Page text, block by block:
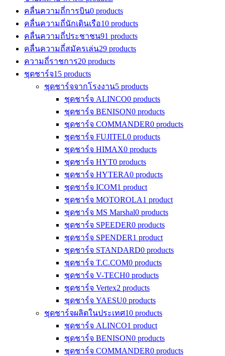
คลื่นความถี่การบิน0 products
คลื่นความถี่นักเดินเรือ10 products
คลื่นความถี่ประชาชน91 products
คลื่นความถี่สมัครเล่น29 products
ความถี่ราชการ20 products
ชุดชาร์จ15 products
ชุดชาร์จจากโรงงาน5 products
ชุดชาร์จ ALINCO0 products
ชุดชาร์จ BENISON0 products
ชุดชาร์จ COMMANDER0 products
ชุดชาร์จ FUJITEL0 products
ชุดชาร์จ HIMAX0 products
ชุดชาร์จ HYT0 products
ชุดชาร์จ HYTERA0 products
ชุดชาร์จ ICOM1 product
ชุดชาร์จ MOTOROLA1 product
ชุดชาร์จ MS Marshal0 products
ชุดชาร์จ SPEEDER0 products
ชุดชาร์จ SPENDER1 product
ชุดชาร์จ STANDARD0 products
ชุดชาร์จ T.C.COM0 products
ชุดชาร์จ V-TECH0 products
ชุดชาร์จ Vertex2 products
ชุดชาร์จ YAESU0 products
ชุดชาร์จผลิตในประเทศ10 products
ชุดชาร์จ ALINCO1 product
ชุดชาร์จ BENISON0 products
ชุดชาร์จ COMMANDER0 products